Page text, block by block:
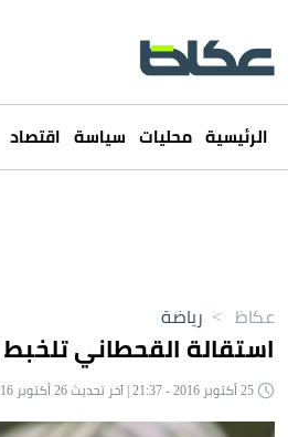
الرئيسية محليات سياسة اقتصاد
عكاظ > رياضة
استقالة القحطاني